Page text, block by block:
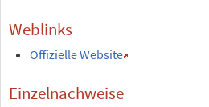
Weblinks
Offizielle Website
Einzelnachweise